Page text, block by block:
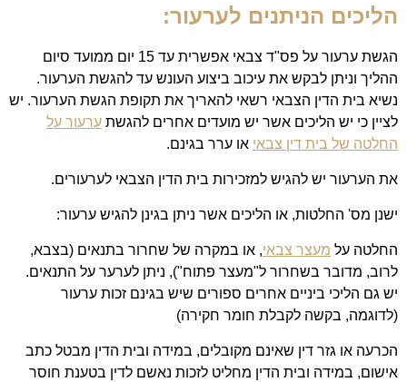
הליכים הניתנים לערעור:
הגשת ערעור על פס"ד צבאי אפשרית עד 15 יום ממועד סיום
ההליך וניתן לבקש את עיכוב ביצוע העונש עד להגשת הערעור.
נשיא בית הדין הצבאי רשאי להאריך את תקופת הגשת הערעור. יש
לציין כי יש הליכים אשר יש מועדים אחרים להגשת ערעור על
החלטה של בית דין צבאי או ערר בגינם.
את הערעור יש להגיש למזכירות בית הדין הצבאי לערעורים.
ישנן מס' החלטות, או הליכים אשר ניתן בגינן להגיש ערעור:
החלטה על מעצר צבאי, או במקרה של שחרור בתנאים (בצבא,
לרוב, מדובר בשחרור ל"מעצר פתוח"), ניתן לערער על התנאים.
יש גם הליכי ביניים אחרים ספורים שיש בגינם זכות ערעור
(לדוגמה, בקשה לקבלת חומר חקירה)
הכרעה או גזר דין שאינם מקובלים, במידה ובית הדין מבטל כתב
אישום, במידה ובית הדין מחליט לזכות נאשם לדין בטענת חוסר